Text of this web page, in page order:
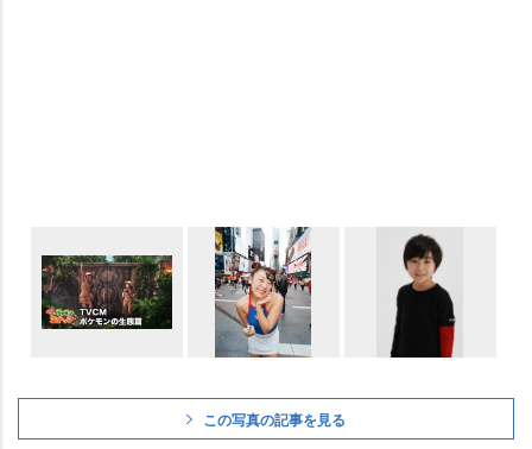
この写真の記事を見る